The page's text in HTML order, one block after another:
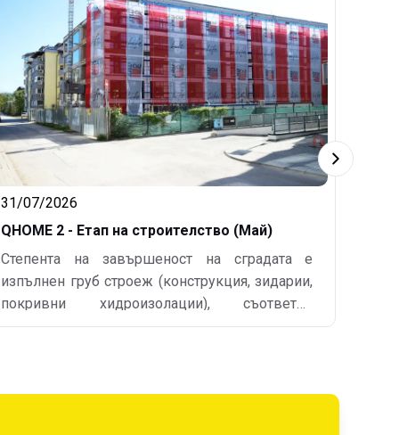
31/07/2026
QHOME 2 - Етап на строителство (Май)
Степента на завършеност на сградата е
изпълнен груб строеж (конструкция, зидарии,
покривни хидроизолации), съответно
подписани Акт обр. 14 и Удостоверение по
водопроводно отклонение) и СКО (сградно